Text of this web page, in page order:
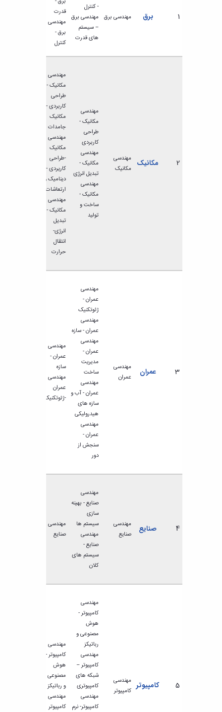
1 برق مهندسی برق
- کنترل
مهندسی برق
– سیستم
های قدرت
قدرت
مهندسی
برق -
کنترل
2 مکانیک
مهندسی
مکانیک
مهندسی
مکانیک -
طراحی
کاربردی
مهندسی
مکانیک -
تبدیل انرژی
مهندسی
مکانیک -
ساخت و
تولید
مهندسی
مکانیک -
طراحی
کاربردی -
مکانیک
جامدات
مهندسی
مکانیک
-طراحی
کاریردی -
دینامیک و
ارتعاشات
مهندسی
مکانیک -
تبدیل
انرژی-
انتقال
حرارت
3 عمران
مهندسی
عمران
مهندسی
عمران -
ژئوتکنیک
مهندسی
عمران - سازه
مهندسی
عمران -
مدیریت
ساخت
مهندسی
عمران - آب و
سازه های
هیدرولیکی
مهندسی
عمران -
سنجش از
دور
مهندسی
عمران -
سازه
مهندسی
عمران
-ژئوتکنیک
4 صنایع
مهندسی
صنایع
مهندسی
صنایع - بهینه
سازی
سیستم ها
مهندسی
صنایع -
سیستم های
کلان
مهندسی
صنایع
5 کامپیوتر مهندسی
کامپیوتر
مهندسی
کامپیوتر -
هوش
مصنوعی و
رباتیکز
مهندسی
کامپیوتر –
شبکه های
کامپیوتری
مهندسی
کامپیوتر- نرم
مهندسی
کامپیوتر -
هوش
مصنوعی
و رباتیکز
مهندسی
کامپیوتر